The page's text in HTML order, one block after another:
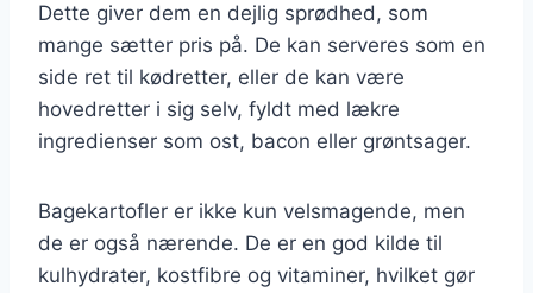
Dette giver dem en dejlig sprødhed, som
mange sætter pris på. De kan serveres som en
side ret til kødretter, eller de kan være
hovedretter i sig selv, fyldt med lækre
ingredienser som ost, bacon eller grøntsager.
Bagekartofler er ikke kun velsmagende, men
de er også nærende. De er en god kilde til
kulhydrater, kostfibre og vitaminer, hvilket gør